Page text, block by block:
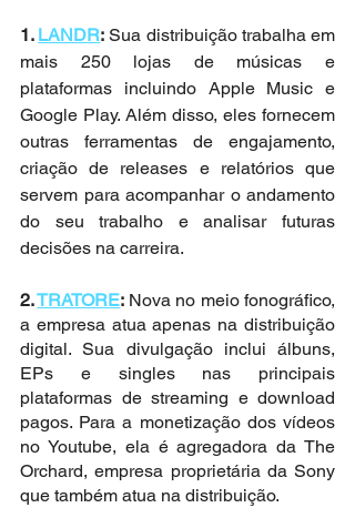
1. LANDR: Sua distribuição trabalha em
mais 250 lojas de músicas e
plataformas incluindo Apple Music e
Google Play. Além disso, eles fornecem
outras ferramentas de engajamento,
criação de releases e relatórios que
servem para acompanhar o andamento
do seu trabalho e analisar futuras
decisões na carreira.
2. TRATORE: Nova no meio fonográfico,
a empresa atua apenas na distribuição
digital. Sua divulgação inclui álbuns,
EPs e singles nas principais
plataformas de streaming e download
pagos. Para a monetização dos vídeos
no Youtube, ela é agregadora da The
Orchard, empresa proprietária da Sony
que também atua na distribuição.